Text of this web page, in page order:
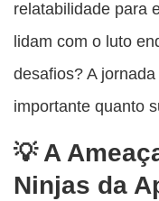
relatabilidade para
lidam com o luto
desafios? A
importante quanto
A
Ninjas da